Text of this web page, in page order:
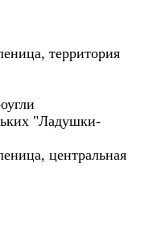
территория
"Ладушки-
центральная